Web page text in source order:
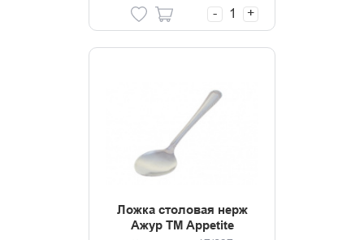
- +
Ложка столовая нерж
Ажур TM Appetite